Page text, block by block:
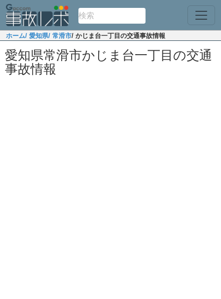
ホーム/ 愛知県/ 常滑市/ かじま台一丁目の交通事故情報
愛知県常滑市かじま台一丁目の交通
事故情報